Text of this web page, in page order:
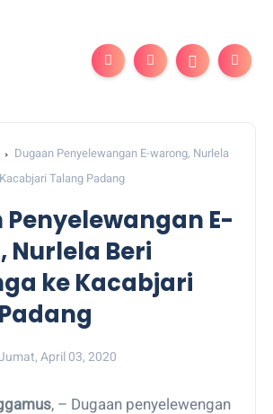
Dugaan Penyelewangan E-warong, Nurlela
Talang Padang
Penyelewangan E-
Nurlela Beri
ke Kacabjari
April 03, 2020
, – Dugaan penyelewengan